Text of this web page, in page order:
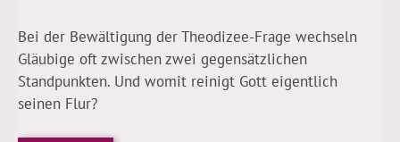
Bei der Bewältigung der Theodizee-Frage wechseln
Gläubige oft zwischen zwei gegensätzlichen
Standpunkten. Und womit reinigt Gott eigentlich
seinen Flur?